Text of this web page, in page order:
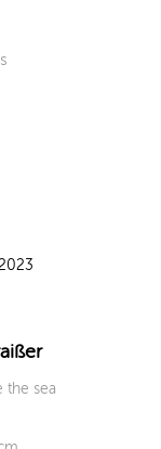
the sea